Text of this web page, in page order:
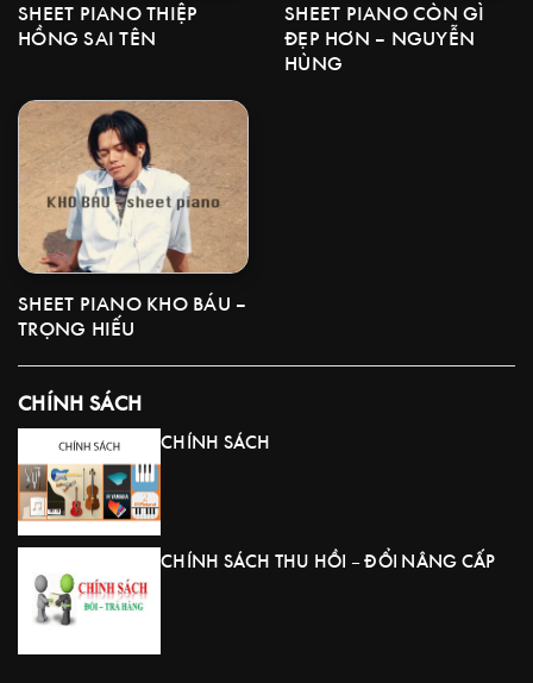
SHEET PIANO THIỆP
HỒNG SAI TÊN
SHEET PIANO CÒN GÌ
ĐẸP HƠN – NGUYỄN
HÙNG
SHEET PIANO KHO BÁU –
TRỌNG HIẾU
CHÍNH SÁCH
CHÍNH SÁCH
CHÍNH SÁCH THU HỒI – ĐỔI NÂNG CẤP